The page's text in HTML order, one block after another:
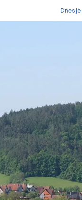
Dnes je